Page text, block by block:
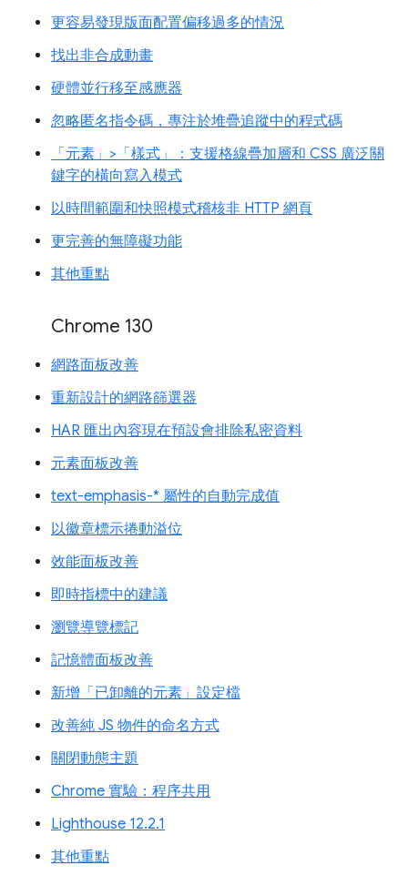
更容易發現版面配置偏移過多的情況
找出非合成動畫
硬體並行移至感應器
忽略匿名指令碼，專注於堆疊追蹤中的程式碼
「元素」>「樣式」：支援格線疊加層和 CSS 廣泛關
鍵字的橫向寫入模式
以時間範圍和快照模式稽核非 HTTP 網頁
更完善的無障礙功能
其他重點
Chrome 130
網路面板改善
重新設計的網路篩選器
HAR 匯出內容現在預設會排除私密資料
元素面板改善
text-emphasis-* 屬性的自動完成值
以徽章標示捲動溢位
效能面板改善
即時指標中的建議
瀏覽導覽標記
記憶體面板改善
新增「已卸離的元素」設定檔
改善純 JS 物件的命名方式
關閉動態主題
Chrome 實驗：程序共用
Lighthouse 12.2.1
其他重點